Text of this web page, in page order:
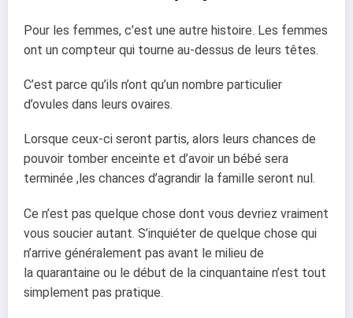
Pour les femmes, c’est une autre histoire. Les femmes
ont un compteur qui tourne au-dessus de leurs têtes.
C’est parce qu’ils n’ont qu’un nombre particulier
d’ovules dans leurs ovaires.
Lorsque ceux-ci seront partis, alors leurs chances de
pouvoir tomber enceinte et d’avoir un bébé sera
terminée ,les chances d’agrandir la famille seront nul.
Ce n’est pas quelque chose dont vous devriez vraiment
vous soucier autant. S’inquiéter de quelque chose qui
n’arrive généralement pas avant le milieu de
la quarantaine ou le début de la cinquantaine n’est tout
simplement pas pratique.